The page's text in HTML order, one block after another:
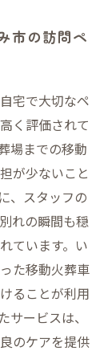
市の訪問ペ
宅で大切なペ
く評価されて
場までの移動
が少ないこと
、スタッフの
れの瞬間も穏
ています。い
た移動火葬車
ることが利用
ービスは、
のケアを提供